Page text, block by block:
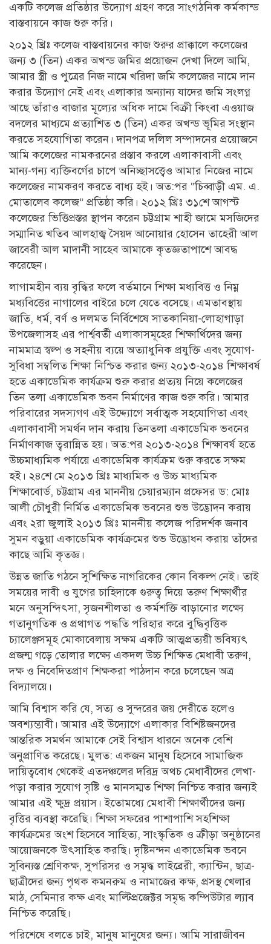
একটি কলেজ প্রতিষ্ঠার উদ্যোগ গ্রহণ করে সাংগঠনিক কর্মকান্ড
বাস্তবায়নে কাজ শুরু করি।
২০১২ খ্রিঃ কলেজ বাস্তবায়নের কাজ শুরুর প্রাক্কালে কলেজের
জন্য ৩ (তিন) একর অখন্ড জমির প্রয়োজন দেখা দিলে আমি,
আমার স্ত্রী ও পুত্রের নিজ নামে খরিদা জমি কলেজের নামে দান
করার উদ্যোগ নেই এবং এলাকার অন্যান্য যাদের জমি সংলগ্ন
আছে তাঁরাও বাজার মূল্যের অধিক দামে বিক্রী কিংবা এওয়াজ
বদলের মাধ্যমে প্রত্যাশিত ৩ (তিন) একর অখন্ড ভূমির সংস্থান
করতে সহযোগিতা করেন। দানপত্র দলিল সম্পাদনের প্রয়োজনে
আমি কলেজের নামকরনের প্রস্তাব করলে এলাকাবাসী এবং
মান্য-গন্য ব্যক্তিবর্গের চাপে অনিচ্ছাসত্ত্বেও আমার নিজের নামে
কলেজের নামকরণ করতে বাধ্য হই। অত:পর “চিব্বাড়ী এম. এ.
মোতালেব কলেজ” প্রতিষ্ঠা করি। ২০১২ খ্রিঃ ৩১শে আগস্ট
কলেজের ভিত্তিপ্রস্তর স্থাপন করেন চট্টগ্রাম শাহী জামে মসজিদের
সম্মানিত খতিব আলহাজ্ব সৈয়দ আনোয়ার হোসেন তাহেরী আল
জাবেরী আল মাদানী সাহেব আমাকে কৃতজ্ঞতাপাশে আবদ্ধ
করেছেন।
লাগামহীন ব্যয় বৃদ্ধির ফলে বর্তমানে শিক্ষা মধ্যবিত্ত ও নিম্ন
মধ্যবিত্তের নাগালের বাইরে চলে যেতে বসেছে। এমতাবস্থায়
জাতি, ধর্ম, বর্ণ ও দলমত নির্বিশেষে সাতকানিয়া-লোহাগাড়া
উপজেলাসহ এর পার্শ্ববর্তী এলাকাসমূহের শিক্ষার্থিদের জন্য
নামমাত্র স্বল্প ও সহনীয় ব্যয়ে অত্যাধুনিক প্রযুক্তি এবং সুযোগ-
সুবিধা সম্বলিত শিক্ষা নিশ্চিত করার জন্য ২০১৩-২০১৪ শিক্ষাবর্ষ
হতে একাডেমিক কার্যক্রম শুরু করার প্রত্যয় নিয়ে কলেজের
তিন তলা একাডেমিক ভবন নির্মাণের কাজ শুরু করি। আমার
পরিবারের সদস্যগণ এই উদ্দ্যোগে সর্বাত্মক সহযোগিতা এবং
এলাকাবাসী সমর্থন দান করায় তিনতলা একাডেমিক ভবনের
নির্মাণকাজ ত্বরান্নিত হয়। অত:পর ২০১৩-২০১৪ শিক্ষাবর্ষ হতে
উচ্চমাধ্যমিক পর্যায়ে একাডেমিক কার্যক্রম শুরু করতে সক্ষম
হই। ২৪শে মে ২০১৩ খ্রিঃ মাধ্যমিক ও উচ্চ মাধ্যমিক
শিক্ষাবোর্ড, চট্টগ্রাম এর মাননীয় চেয়ারম্যান প্রফেসর ড: মোঃ
আলী চৌধুরী নির্মিত একাডেমিক ভবনের শুভ উদ্ভোদন করায়
এবং ২রা জুলাই ২০১৩ খ্রিঃ মাননীয় কলেজ পরিদর্শক জনাব
সুমন বড়ুয়া একাডেমিক কার্যক্রমের শুভ উদ্ভোধন করায় তাঁদের
কাছে আমি কৃতজ্ঞ।
উন্নত জাতি গঠনে সুশিক্ষিত নাগরিকের কোন বিকল্প নেই। তাই
সময়ের দাবী ও যুগের চাহিদাকে গুরুত্ব দিয়ে তরুণ শিক্ষার্থীর
মনে অনুসন্দিৎসা, সৃজনশীলতা ও কর্মশক্তি বাড়ানোর লক্ষ্যে
গতানুগতিক ও প্রথাগত পদ্ধতি পরিহার করে বুদ্ধিবৃত্তিক
চ্যালেঞ্জসমূহ মোকাবেলায় সক্ষম একটি আত্মপ্রত্যয়ী ভবিষ্যৎ
প্রজন্ম গড়ে তোলার লক্ষ্যে একদল উচ্চ শিক্ষিত মেধাবী তরুণ,
দক্ষ ও নিবেদিতপ্রাণ শিক্ষকরা পাঠদান করে চলেছেন অত্র
বিদ্যালয়ে।
আমি বিশ্বাস করি যে, সত্য ও সুন্দরের জয় দেরীতে হলেও
অবশ্যম্ভাবী। আমার এই উদ্যোগে এলাকার বিশিষ্টজনদের
আন্তরিক সমর্থন আমাকে সেই বিশ্বাস ধারনে অনেক বেশি
অনুপ্রাণিত করেছে। মুলত: একজন মানুষ হিসেবে সামাজিক
দায়িত্ববোধ থেকেই এতদ্ঞ্চলের দরিদ্র অথচ মেধাবীদের লেখা-
পড়া করার সুযোগ সৃষ্টি ও মানসম্মত শিক্ষা নিশ্চিত করার জন্যই
আমার এই ক্ষুদ্র প্রয়াস। ইতোমধ্যে মেধাবী শিক্ষার্থীদের জন্য
বৃত্তির ব্যবস্থা করেছি। শিক্ষা সফরের পাশাপাশি সহশিক্ষা
কার্যক্রমের অংশ হিসেবে সাহিত্য, সাংস্কৃতিক ও ক্রীড়া অনুষ্ঠানের
আয়োজনকে উৎসাহিত করছি। দৃষ্টিনন্দন একাডেমিক ভবনে
সুবিন্যস্ত শ্রেণিকক্ষ, সুপরিসর ও সমৃদ্ধ লাইব্রেরী, ক্যান্টিন, ছাত্র-
ছাত্রীদের জন্য পৃথক কমনরুম ও নামাজের কক্ষ, প্রসস্থ খেলার
মাঠ, সেমিনার কক্ষ এবং মাল্টিপ্রজেক্টর সমৃদ্ধ কম্পিউটার ল্যাব
নিশ্চিত করেছি।
পরিশেষে বলতে চাই, মানুষ মানুষের জন্য। আমি সারাজীবন